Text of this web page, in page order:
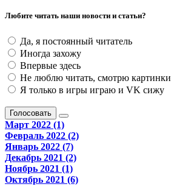
Любите читать наши новости и статьи?
Да, я постоянный читатель
Иногда захожу
Впервые здесь
Не люблю читать, смотрю картинки
Я только в игры играю и VK сижу
Голосовать
Март 2022 (1)
Февраль 2022 (2)
Январь 2022 (7)
Декабрь 2021 (2)
Ноябрь 2021 (1)
Октябрь 2021 (6)